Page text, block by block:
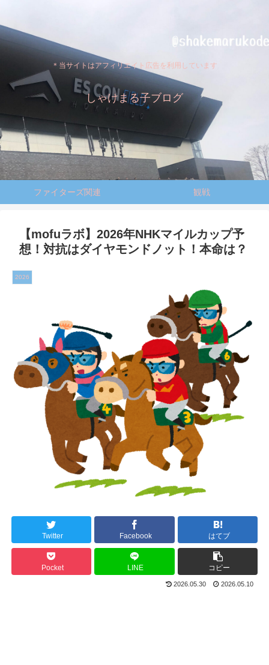
＊当サイトはアフィリエイト広告を利用しています
しゃけまる子ブログ
ファイターズ関連 観戦
【mofuラボ】2026年NHKマイルカップ予
想！対抗はダイヤモンドノット！本命は？
2026
Twitter Facebook はてブ
Pocket LINE コピー
2026.05.30 2026.05.10